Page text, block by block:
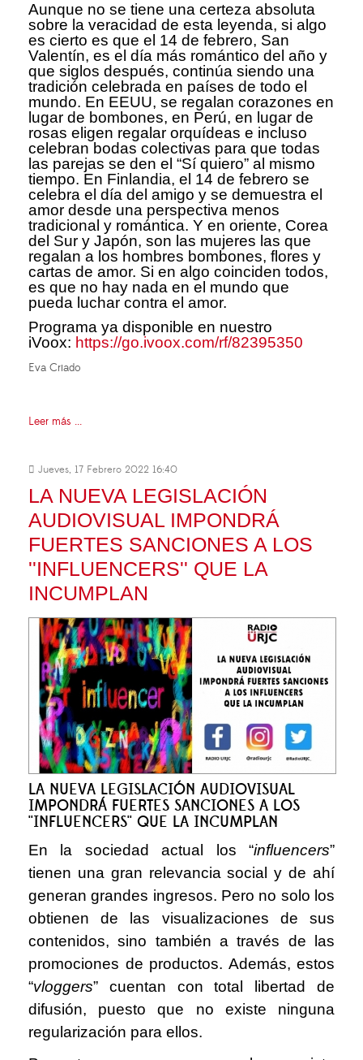
Aunque no se tiene una certeza absoluta
sobre la veracidad de esta leyenda, si algo
es cierto es que el 14 de febrero, San
Valentín, es el día más romántico del año y
que siglos después, continúa siendo una
tradición celebrada en países de todo el
mundo. En EEUU, se regalan corazones en
lugar de bombones, en Perú, en lugar de
rosas eligen regalar orquídeas e incluso
celebran bodas colectivas para que todas
las parejas se den el “Sí quiero” al mismo
tiempo. En Finlandia, el 14 de febrero se
celebra el día del amigo y se demuestra el
amor desde una perspectiva menos
tradicional y romántica. Y en oriente, Corea
del Sur y Japón, son las mujeres las que
regalan a los hombres bombones, flores y
cartas de amor. Si en algo coinciden todos,
es que no hay nada en el mundo que
pueda luchar contra el amor.
Programa ya disponible en nuestro
iVoox: https://go.ivoox.com/rf/82395350
Eva Criado
Leer más ...
Jueves, 17 Febrero 2022 16:40
LA NUEVA LEGISLACIÓN
AUDIOVISUAL IMPONDRÁ
FUERTES SANCIONES A LOS
''INFLUENCERS'' QUE LA
INCUMPLAN
LA NUEVA LEGISLACIÓN AUDIOVISUAL
IMPONDRÁ FUERTES SANCIONES A LOS
''INFLUENCERS'' QUE LA INCUMPLAN
En la sociedad actual los “influencers”
tienen una gran relevancia social y de ahí
generan grandes ingresos. Pero no solo los
obtienen de las visualizaciones de sus
contenidos, sino también a través de las
promociones de productos. Además, estos
“vloggers” cuentan con total libertad de
difusión, puesto que no existe ninguna
regularización para ellos.